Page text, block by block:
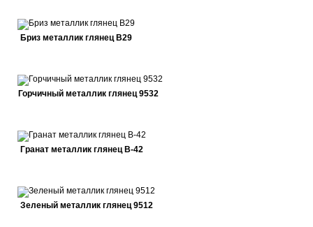
Бриз металлик глянец В29
Горчичный металлик глянец 9532
Гранат металлик глянец В-42
Зеленый металлик глянец 9512